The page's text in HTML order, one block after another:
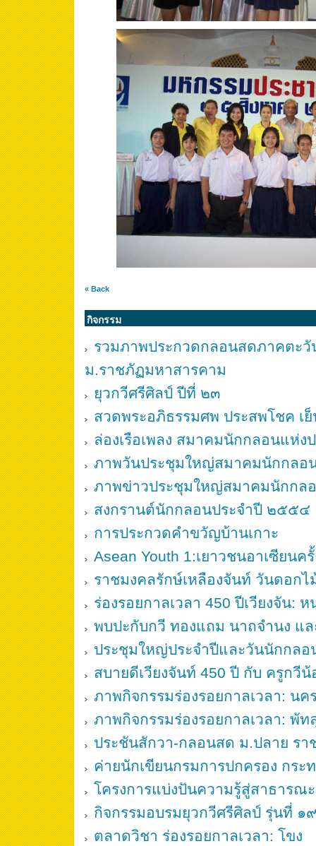
« Back
กิจกรรม
รวมภาพประกวดกลอนสดภาคตะวั
ม.ราชภัฏมหาสารคาม
ยุวกวีศรีศิลป์ ปีที่ ๒๓
สวดพระอภิธรรมศพ ประสพโชค เ
ล่องเรือเพลง สมาคมนักกลอนแห่ง
ภาพวันประชุมใหญ่สมาคมนักกลอ
ภาพข่าวประชุมใหญ่สมาคมนักกล
สงกรานต์นักกลอนประจำปี ๒๕๕๔
การประกวดคำขวัญบ้านเกาะ
Asean Youth 1:เยาวชนอาเซียนค
ราชมงคลรักษ์เหลืองจันท์ วันดอก
ร่องรอยกาลเวลา 450 ปีเวียงจัน:
พบปะกับกวี ทองแถม นาถจำนง แล
ประชุมใหญ่ประจำปีและวันนักกล
สบายดีเวียงจันท์ 450 ปี กับ ครูกวี
ภาพกิจกรรมร่องรอยกาลเวลา: นค
ภาพกิจกรรมร่องรอยกาลเวลา: พัท
ประชันสักวา-กลอนสด ม.ปลาย ร
ค่ายนักเขียนกรมการปกครอง กระ
โครงการแบ่งปันความรู้สู่สาธารณ
กิจกรรมอบรมยุวกวีศรีศิลป์ รุ่นที่ ๑๙
ตลาดวิชา ร่องรอยกาลเวลา: โขง